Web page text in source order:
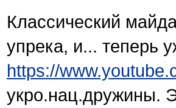
Классический
упрека, и... теперь
https://
укро.нац.дружины.